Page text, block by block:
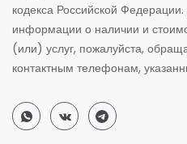
кодекса Российской
информации о наличии и
(или) услуг, пожалуйста,
контактным телефонам,